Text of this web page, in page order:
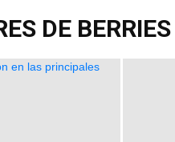
DE BERRIES